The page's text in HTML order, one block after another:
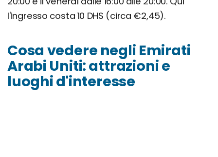
l'ingresso costa 10 DHS (circa €2,45).
Cosa vedere negli Emirati
Arabi Uniti: attrazioni e
luoghi d'interesse